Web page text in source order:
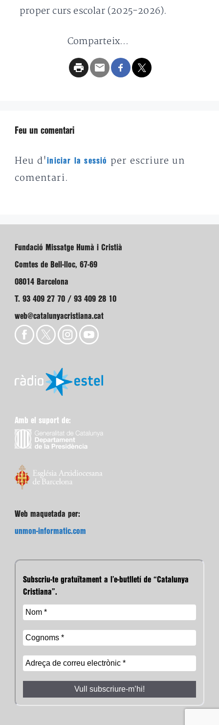
proper curs escolar (2025-2026).
Comparteix...
Feu un comentari
Heu d'iniciar la sessió
per escriure un
comentari.
Fundació Missatge Humà i Cristià
Comtes de Bell-lloc, 67-69
08014 Barcelona
T. 93 409 27 70 / 93 409 28 10
web@catalunyacristiana.cat
Amb el suport de:
Web maquetada per:
unmon-informatic.com
Subscriu-te gratuïtament a l’e-butlletí de “Catalunya
Cristiana”.